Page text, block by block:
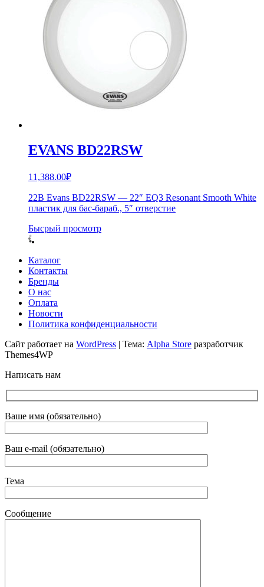
EVANS BD22RSW
11,388.00₽
22B Evans BD22RSW — 22″ EQ3 Resonant Smooth White
пластик для бас-бараб., 5″ отверстие
Бысрый просмотр
Каталог
Контакты
Бренды
О нас
Оплата
Новости
Политика конфиденциальности
Сайт работает на WordPress | Тема: Alpha Store разработчик
Themes4WP
Написать нам
Ваше имя (обязательно)
Ваш e-mail (обязательно)
Тема
Сообщение